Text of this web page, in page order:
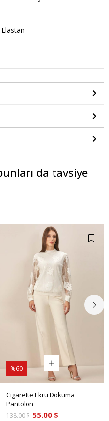
da tavsiye
Cigarette Ekru Dokuma
Pantolon
55.00 $
138.00 $
%60